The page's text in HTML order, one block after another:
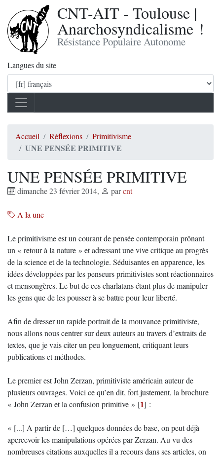
CNT-AIT - Toulouse |
Anarchosyndicalisme !
Résistance Populaire Autonome
Langues du site
Accueil Réflexions Primitivisme
UNE PENSÉE PRIMITIVE
UNE PENSÉE PRIMITIVE
dimanche 23 février 2014, parcnt
A la une
Le primitivisme est un courant de pensée contemporain prônant
un « retour à la nature » et adressant une vive critique au progrès
de la science et de la technologie. Séduisantes en apparence, les
idées développées par les penseurs primitivistes sont réactionnaires
et mensongères. Le but de ces charlatans étant plus de manipuler
les gens que de les pousser à se battre pour leur liberté.
Afin de dresser un rapide portrait de la mouvance primitiviste,
nous allons nous centrer sur deux auteurs au travers d’extraits de
textes, que je vais citer un peu longuement, critiquant leurs
publications et méthodes.
Le premier est John Zerzan, primitiviste américain auteur de
plusieurs ouvrages. Voici ce qu’en dit, fort justement, la brochure
« John Zerzan et la confusion primitive » [1] :
« [...] A partir de […] quelques données de base, on peut déjà
apercevoir les manipulations opérées par Zerzan. Au vu des
nombreuses citations auxquelles il a recours dans ses articles, on